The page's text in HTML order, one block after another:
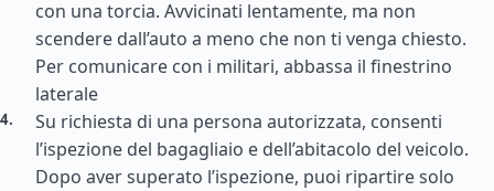
con una torcia. Avvicinati lentamente, ma non
scendere dall’auto a meno che non ti venga chiesto.
Per comunicare con i militari, abbassa il finestrino
laterale
Su richiesta di una persona autorizzata, consenti
l’ispezione del bagagliaio e dell’abitacolo del veicolo.
Dopo aver superato l’ispezione, puoi ripartire solo